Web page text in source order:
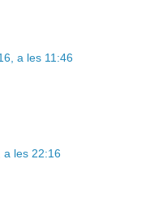
a les 11:46
a les 22:16